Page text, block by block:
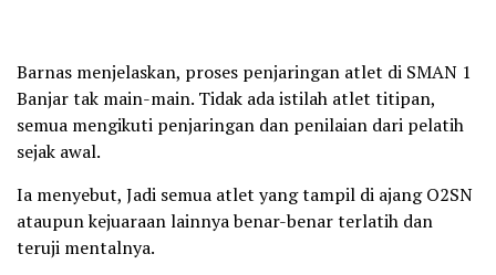
Barnas menjelaskan, proses penjaringan atlet di SMAN 1
Banjar tak main-main. Tidak ada istilah atlet titipan,
semua mengikuti penjaringan dan penilaian dari pelatih
sejak awal.
Ia menyebut, Jadi semua atlet yang tampil di ajang O2SN
ataupun kejuaraan lainnya benar-benar terlatih dan
teruji mentalnya.